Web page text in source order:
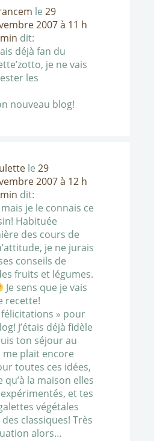
le 29
2007 à 11 h
dit:
déjà fan du
je ne vais
les
nouveau blog!
le 29
2007 à 12 h
dit:
je le connais ce
Habituée
des cours de
je ne jurais
conseils de
fruits et légumes.
Je sens que je vais
recette!
» pour
J’étais déjà fidèle
ton séjour au
me plait encore
toutes ces idées,
qu’à la maison elles
et tes
végétales
classiques! Très
alors…